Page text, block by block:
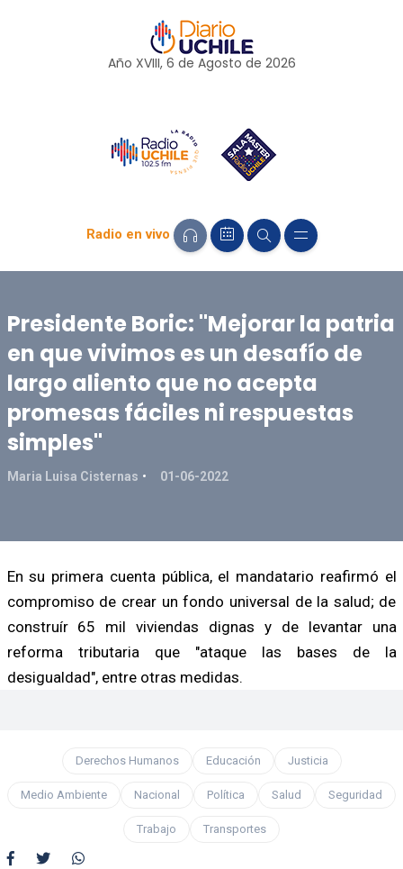
Año XVIII, 6 de Agosto de 2026
Radio en vivo
Presidente Boric: "Mejorar la patria
en que vivimos es un desafío de
largo aliento que no acepta
promesas fáciles ni respuestas
simples"
Maria Luisa Cisternas 01-06-2022
En su primera cuenta pública, el mandatario reafirmó el
compromiso de crear un fondo universal de la salud; de
construír 65 mil viviendas dignas y de levantar una
reforma tributaria que "ataque las bases de la
desigualdad", entre otras medidas.
Derechos Humanos Educación Justicia
Medio Ambiente Nacional Política Salud Seguridad
Trabajo Transportes